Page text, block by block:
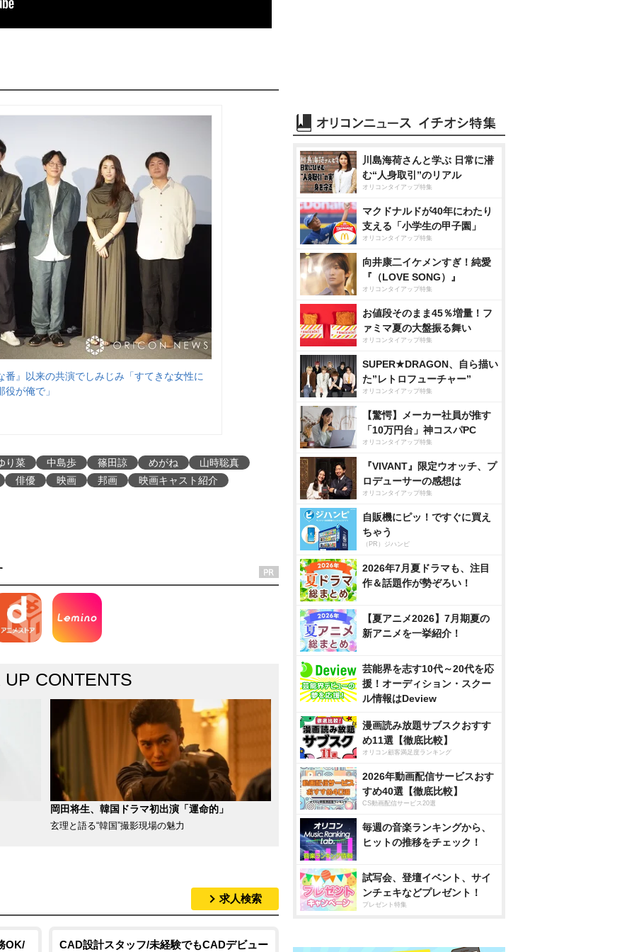
番』以来の共演でしみじみ「すてきな女性に
が俺で」
り菜 中島歩 篠田諒 めがね
山時聡真
俳優
映画 邦画 映画キャスト紹介
UP CONTENTS
岡田将生、韓国ドラマ初出演「運命的」
玄理と語る“韓国”撮影現場の魅力
求人検索
OK/ CAD設計スタッフ/未経験でもCADデビュー
川島海荷さんと学ぶ 日常に潜
む“人身取引”のリアル
オリコンタイアップ特集
マクドナルドが40年にわたり
支える「小学生の甲子園」
オリコンタイアップ特集
向井康二イケメンすぎ！純愛
『（LOVE SONG）』
オリコンタイアップ特集
お値段そのまま45％増量！フ
ァミマ夏の大盤振る舞い
オリコンタイアップ特集
SUPER★DRAGON、自ら描い
た”レトロフューチャー”
オリコンタイアップ特集
【驚愕】メーカー社員が推す
「10万円台」神コスパPC
オリコンタイアップ特集
『VIVANT』限定ウオッチ、プ
ロデューサーの感想は
オリコンタイアップ特集
自販機にピッ！ですぐに買え
ちゃう
（PR）ジハンピ
2026年7月夏ドラマも、注目
作＆話題作が勢ぞろい！
【夏アニメ2026】7月期夏の
新アニメを一挙紹介！
芸能界を志す10代～20代を応
援！オーディション・スクー
ル情報はDeview
漫画読み放題サブスクおすす
め11選【徹底比較】
オリコン顧客満足度ランキング
2026年動画配信サービスおす
すめ40選【徹底比較】
CS動画配信サービス20選
毎週の音楽ランキングから、
ヒットの推移をチェック！
試写会、登壇イベント、サイ
ンチェキなどプレゼント！
プレゼント特集